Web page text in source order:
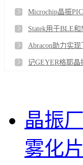
晶振厂
雾化片